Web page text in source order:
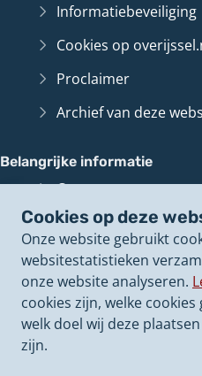
Cookies op deze
Onze website gebruikt
websitestatistieken
onze website analyseren.
cookies zijn, welke
welk doel wij deze
zijn.
Informatiebeveiliging
Cookies op
Proclaimer
Archief van deze
Belangrijke informatie
Contact en route
OverijsselLoket
een
Perswoordvoerders
Onze politieke
Onzevacatures